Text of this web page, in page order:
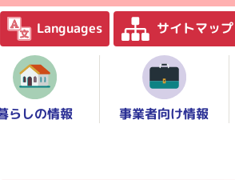
Languages サイトマップ
らしの情報 事業者向け情報